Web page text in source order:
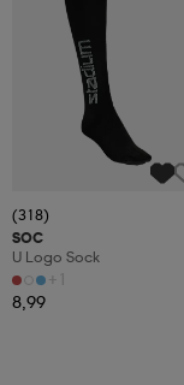
(318)
SOC
U Logo Sock
+1
8,99